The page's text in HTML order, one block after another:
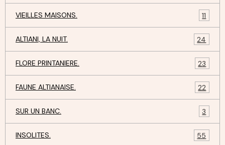
VIEILLES MAISONS. 11
ALTIANI, LA NUIT. 24
FLORE PRINTANIERE. 23
FAUNE ALTIANAISE. 22
SUR UN BANC. 3
INSOLITES. 55